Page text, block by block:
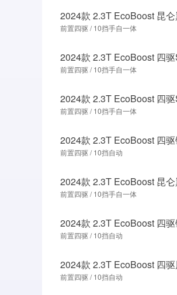
2024款 2.3T EcoBoost 昆
前置四驱 / 10挡手自一体
2024款 2.3T EcoBoost 四
前置四驱 / 10挡手自一体
2024款 2.3T EcoBoost 四
前置四驱 / 10挡手自一体
2024款 2.3T EcoBoost 四
前置四驱 / 10挡自动
2024款 2.3T EcoBoost 昆
前置四驱 / 10挡手自一体
2024款 2.3T EcoBoost 四
前置四驱 / 10挡自动
2024款 2.3T EcoBoost 四
前置四驱 / 10挡自动